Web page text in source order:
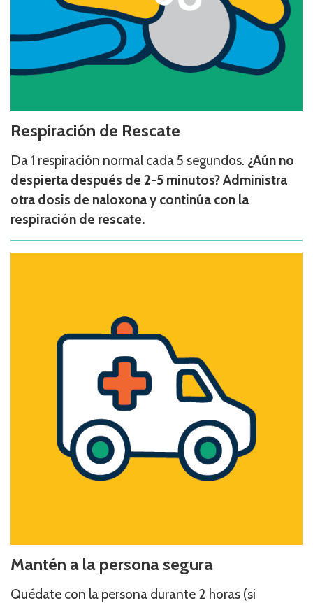
Respiración de Rescate
Da 1 respiración normal cada 5 segundos. ¿Aún no
despierta después de 2-5 minutos? Administra
otra dosis de naloxona y continúa con la
respiración de rescate.
Mantén a la persona segura
Quédate con la persona durante 2 horas (si